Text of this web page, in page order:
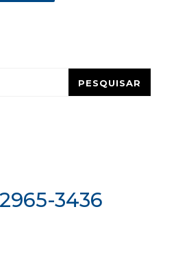
PESQUISAR
3436